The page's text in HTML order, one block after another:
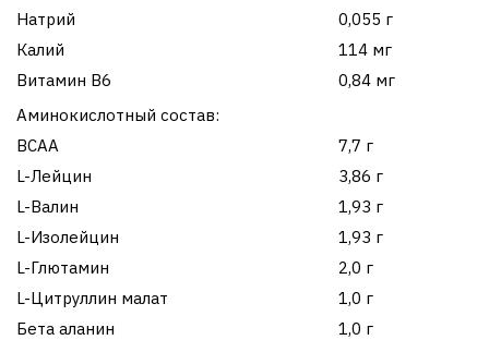
Натрий
0,055 г
Калий
114 мг
Витамин В6
0,84 мг
Аминокислотный состав:
ВСАА
7,7 г
L-Лейцин
3,86 г
L-Валин
1,93 г
L-Изолейцин
1,93 г
L-Глютамин
2,0 г
L-Цитруллин малат
1,0 г
Бета аланин
1,0 г